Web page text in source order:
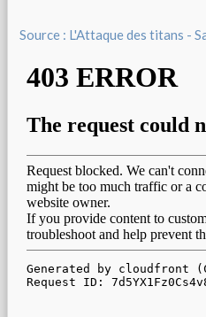
Source : L'Attaque des titans -